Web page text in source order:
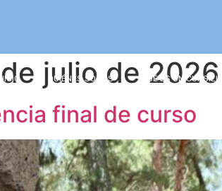
INICIO QUIÉNES SOMOS QUÉ ES UN CURSILLO
julio de 2026
final de curso